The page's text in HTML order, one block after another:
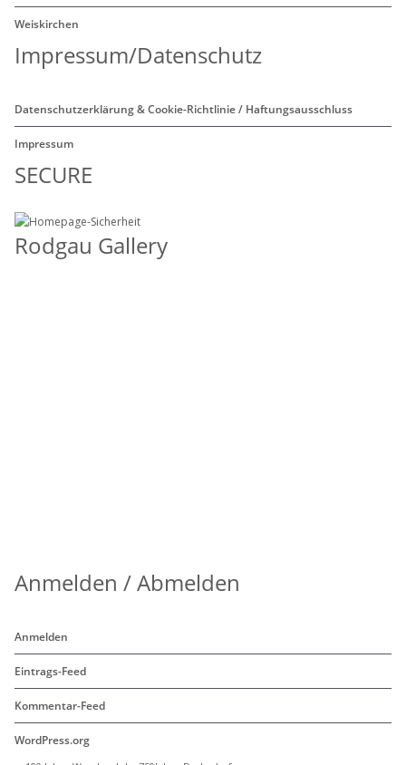
Weiskirchen
Impressum/Datenschutz
Datenschutzerklärung & Cookie-Richtlinie / Haftungsausschluss
Impressum
SECURE
Rodgau Gallery
Anmelden / Abmelden
Anmelden
Eintrags-Feed
Kommentar-Feed
WordPress.org